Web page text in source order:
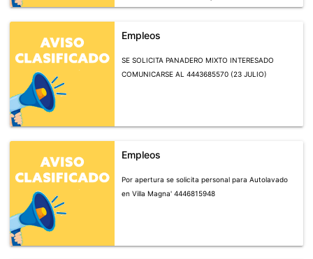
(OBLIGATORIA), OFRECEMOS: SUELDO BASE,
SUPERIORES, BONOS POR VIAJE. INTERESADOS
Empleos
SE SOLICITA PANADERO MIXTO INTERESADO
COMUNICARSE AL 4443685570 (23 JULIO)
Empleos
Por apertura se solicita personal para Autolavado
en Villa Magna' 4446815948